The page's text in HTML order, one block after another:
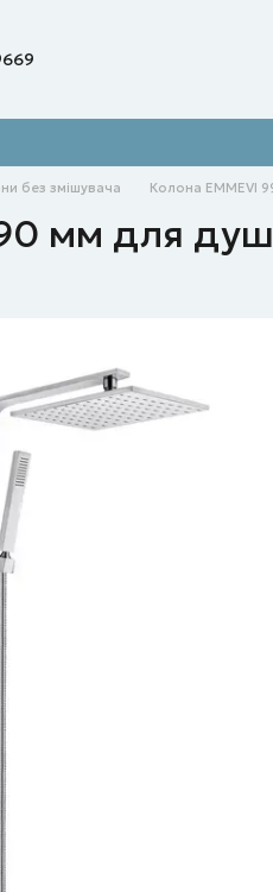
без змішувача Колона EMMEVI
мм для